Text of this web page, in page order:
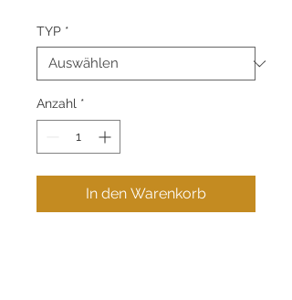
TYP *
Anzahl *
In den Warenkorb